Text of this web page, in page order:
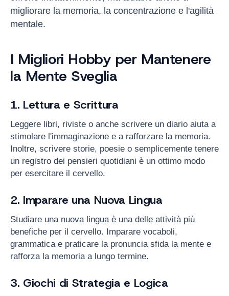
migliorare la memoria, la concentrazione e l'agilità
mentale.
I Migliori Hobby per Mantenere
la Mente Sveglia
1. Lettura e Scrittura
Leggere libri, riviste o anche scrivere un diario aiuta a
stimolare l'immaginazione e a rafforzare la memoria.
Inoltre, scrivere storie, poesie o semplicemente tenere
un registro dei pensieri quotidiani è un ottimo modo
per esercitare il cervello.
2. Imparare una Nuova Lingua
Studiare una nuova lingua è una delle attività più
benefiche per il cervello. Imparare vocaboli,
grammatica e praticare la pronuncia sfida la mente e
rafforza la memoria a lungo termine.
3. Giochi di Strategia e Logica